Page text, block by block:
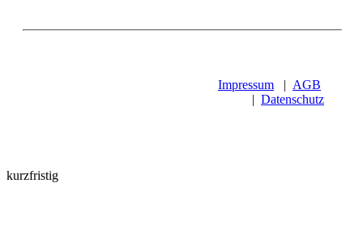
Impressum | AGB
| Datenschutz
kurzfristig